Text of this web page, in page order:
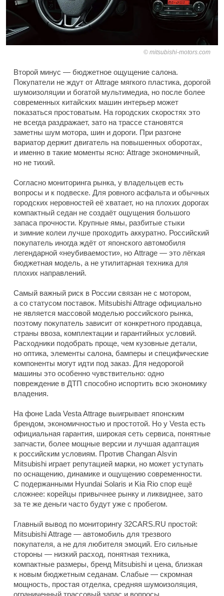
mitsubishi-motors.com
Второй минус — бюджетное ощущение салона.
Покупатели не ждут от Attrage мягкого пластика, дорогой
шумоизоляции и богатой мультимедиа, но после более
современных китайских машин интерьер может
показаться простоватым. На городских скоростях это
не всегда раздражает, зато на трассе становятся
заметны шум мотора, шин и дороги. При разгоне
вариатор держит двигатель на повышенных оборотах,
и именно в такие моменты ясно: Attrage экономичный,
но не тихий.
Согласно мониторинга рынка, у владельцев есть
вопросы и к подвеске. Для ровного асфальта и обычных
городских неровностей её хватает, но на плохих дорогах
компактный седан не создаёт ощущения большого
запаса прочности. Крупные ямы, разбитые стыки
и зимние колеи лучше проходить аккуратно. Российский
покупатель иногда ждёт от японского автомобиля
легендарной «неубиваемости», но Attrage — это лёгкая
бюджетная модель, а не утилитарная техника для
плохих направлений.
Самый важный риск в России связан не с мотором,
а со статусом поставок. Mitsubishi Attrage официально
не является массовой моделью российского рынка,
поэтому покупатель зависит от конкретного продавца,
страны ввоза, комплектации и гарантийных условий.
Расходники подобрать проще, чем кузовные детали,
но оптика, элементы салона, бамперы и специфические
компоненты могут идти под заказ. Для недорогой
машины это особенно чувствительно: одно
повреждение в ДТП способно испортить всю экономику
владения.
На фоне Lada Vesta Attrage выигрывает японским
брендом, экономичностью и простотой. Но у Vesta есть
официальная гарантия, широкая сеть сервиса, понятные
запчасти, более мощные версии и лучшая адаптация
к российским условиям. Против Changan Alsvin
Mitsubishi играет репутацией марки, но может уступать
по оснащению, динамике и ощущению современности.
С подержанными Hyundai Solaris и Kia Rio спор ещё
сложнее: корейцы привычнее рынку и ликвиднее, зато
за те же деньги часто будут уже с пробегом.
Главный вывод по мониторингу 32CARS.RU простой:
Mitsubishi Attrage — автомобиль для трезвого
покупателя, а не для любителя эмоций. Его сильные
стороны — низкий расход, понятная техника,
компактные размеры, бренд Mitsubishi и цена, близкая
к новым бюджетным седанам. Слабые — скромная
мощность, простая отделка, средняя шумоизоляция,
ограниченный трассовый запас и вопросы